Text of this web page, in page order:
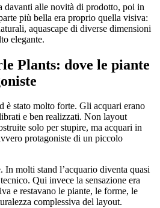
alle novità di prodotto, poi in
più bella era proprio quella visiva:
aquascape di diverse dimensioni
elegante.
Plants: dove le piante
è stato molto forte. Gli acquari erano
e ben realizzati. Non layout
solo per stupire, ma acquari in
protagoniste di un piccolo
In molti stand l’acquario diventa quasi
Qui invece la sensazione era
e restavano le piante, le forme, le
complessiva del layout.